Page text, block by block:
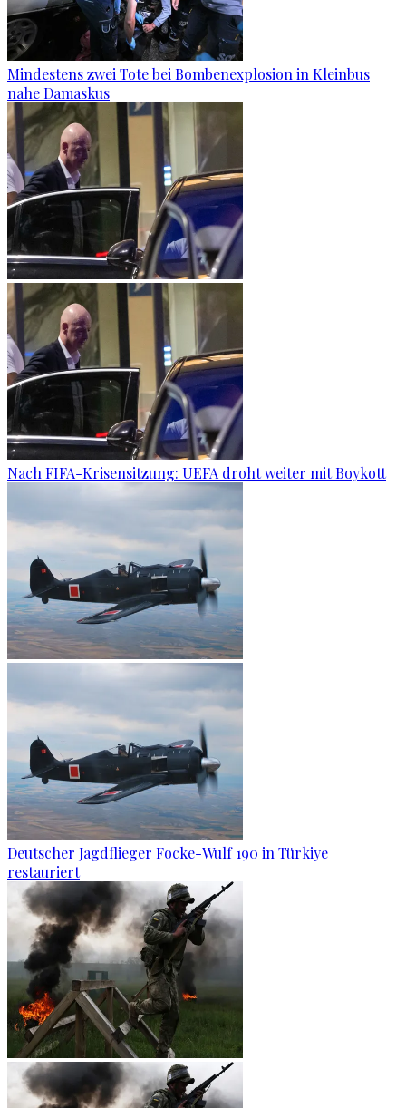
Mindestens zwei Tote bei Bombenexplosion in Kleinbus
nahe Damaskus
Nach FIFA-Krisensitzung: UEFA droht weiter mit Boykott
Deutscher Jagdflieger Focke-Wulf 190 in Türkiye
restauriert